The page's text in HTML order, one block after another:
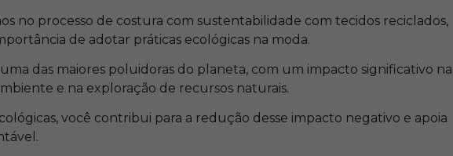
no processo de costura com sustentabilidade com tecidos reciclados,
de adotar práticas ecológicas na moda.
das maiores poluidoras do planeta, com um impacto significativo na
e na exploração de recursos naturais.
você contribui para a redução desse impacto negativo e apoia